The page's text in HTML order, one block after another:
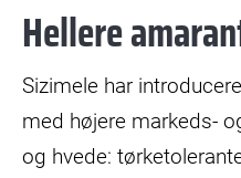
Hellere
Sizimele har
med højere markeds-
og hvede: